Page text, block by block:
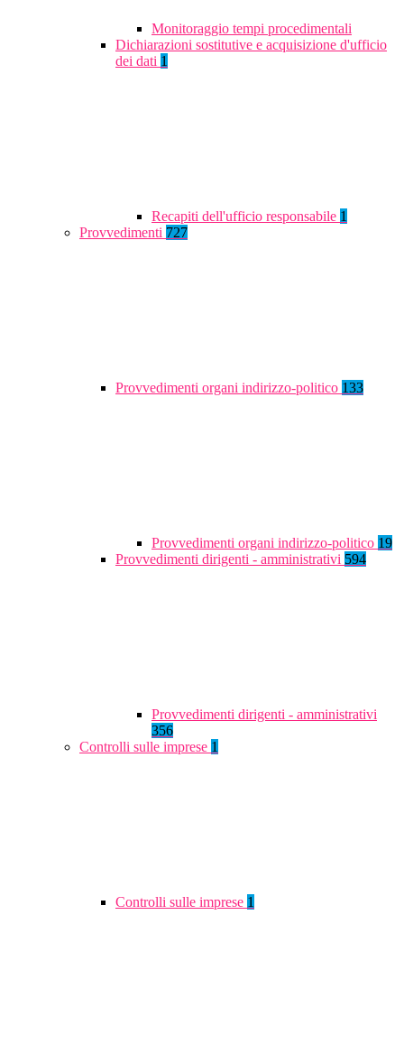
Monitoraggio tempi procedimentali
Dichiarazioni sostitutive e acquisizione d'ufficio
dei dati 1
Recapiti dell'ufficio responsabile 1
Provvedimenti 727
Provvedimenti organi indirizzo-politico 133
Provvedimenti organi indirizzo-politico 19
Provvedimenti dirigenti - amministrativi 594
Provvedimenti dirigenti - amministrativi
356
Controlli sulle imprese 1
Controlli sulle imprese 1